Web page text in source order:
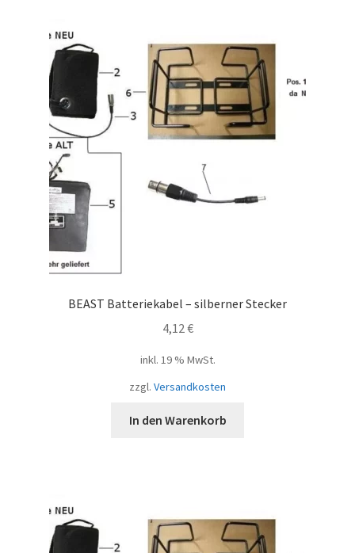
BEAST Batteriekabel – silberner Stecker
4,12 €
inkl. 19 % MwSt.
zzgl. Versandkosten
In den Warenkorb